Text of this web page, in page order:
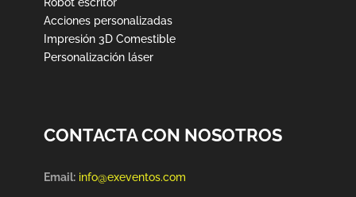
Acciones personalizadas
Impresión 3D Comestible
Personalización láser
CONTACTA CON NOSOTROS
Email: info@exeventos.com